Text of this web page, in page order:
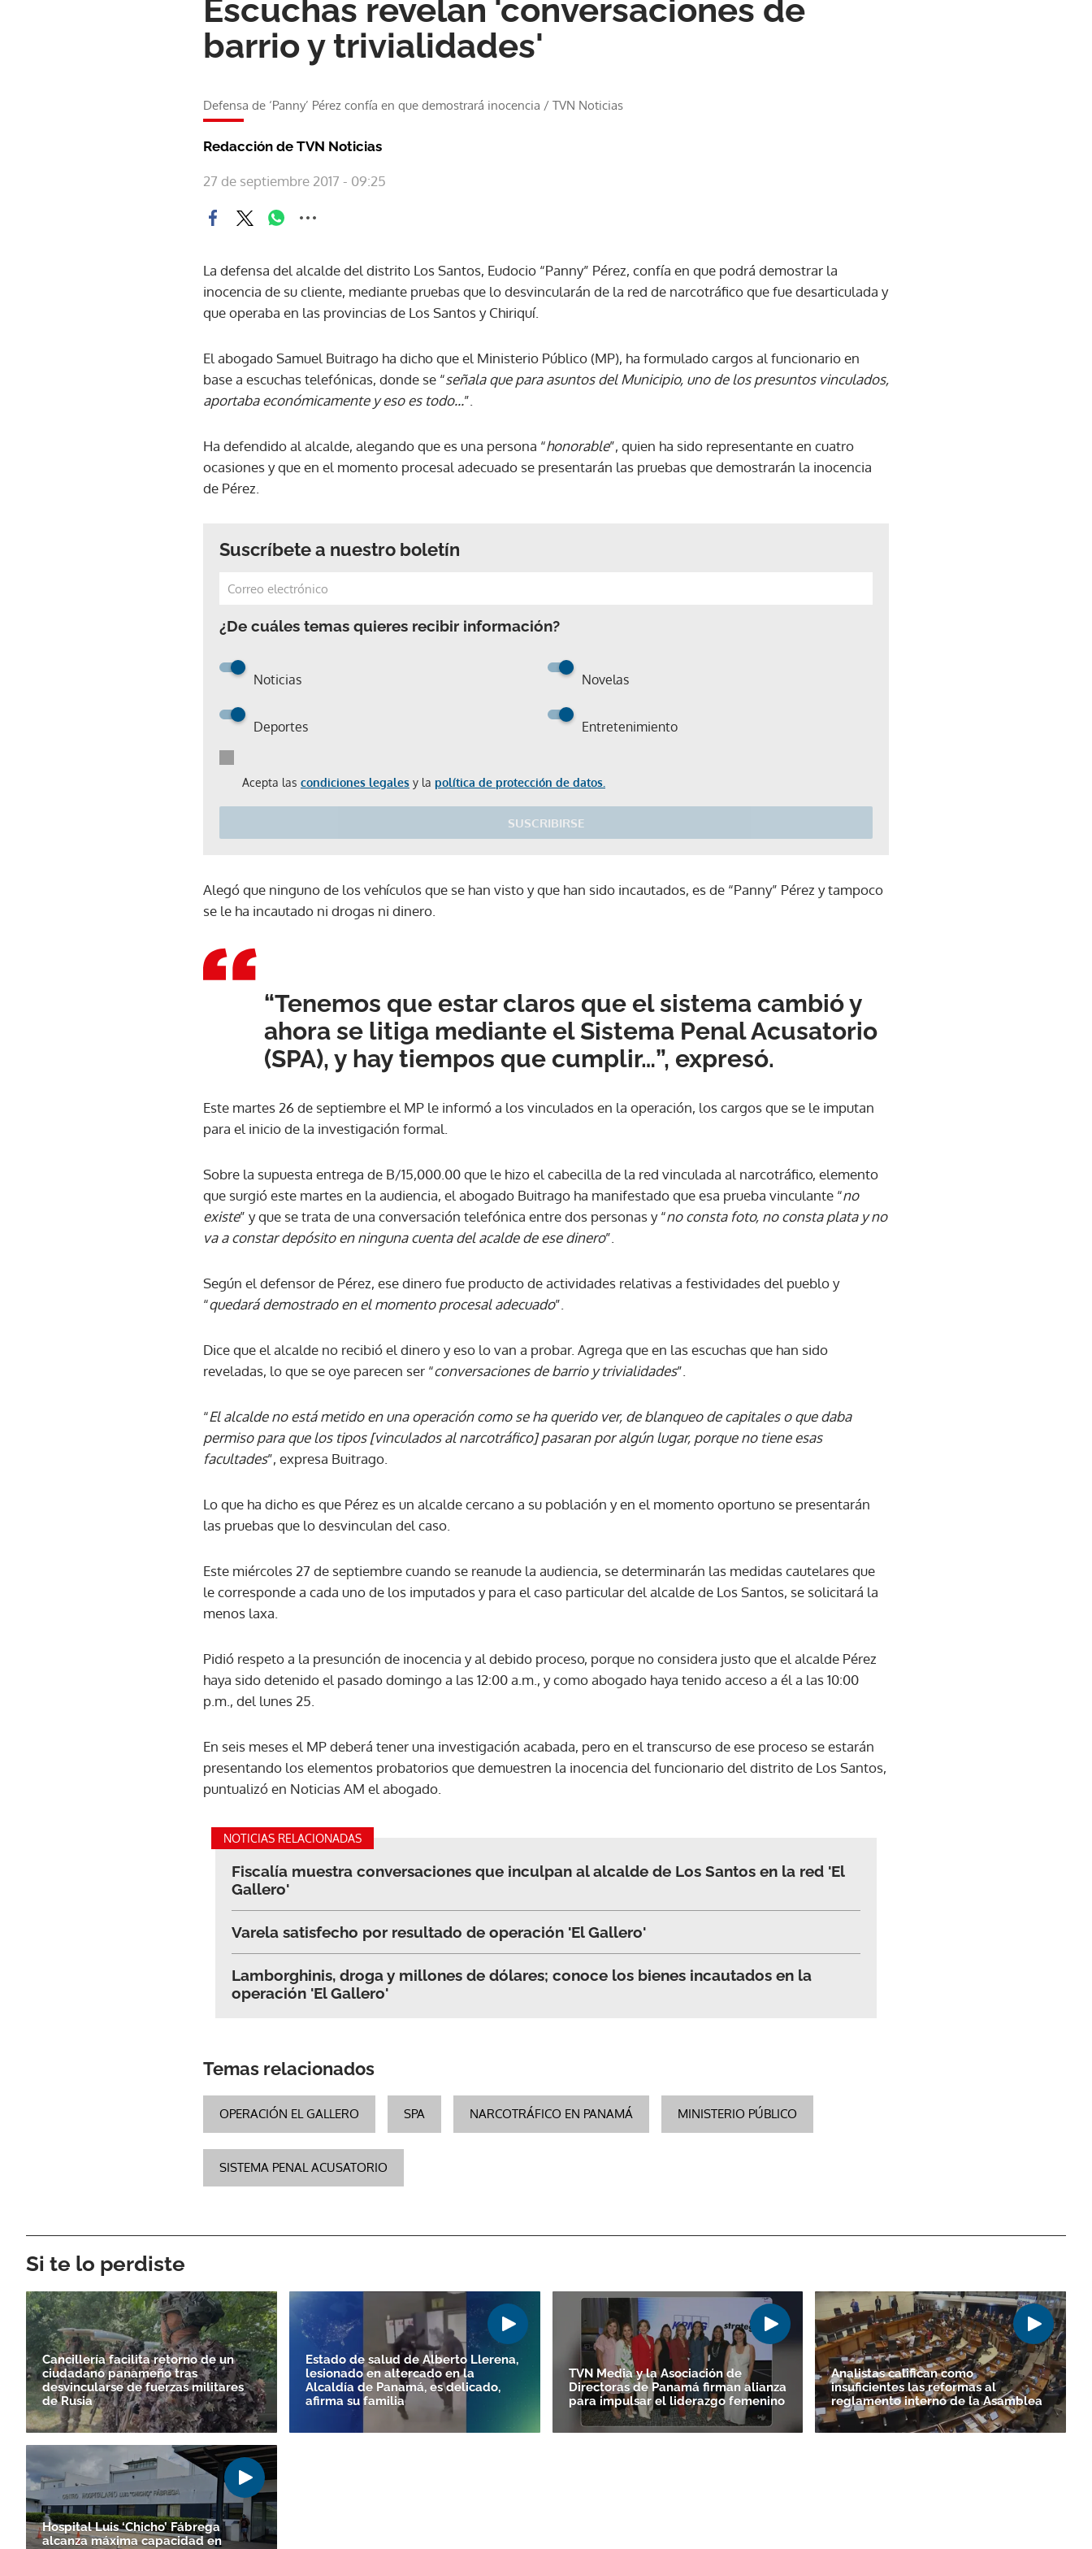
Escuchas revelan 'conversaciones de
barrio y trivialidades'
Defensa de ‘Panny’ Pérez confía en que demostrará inocencia / TVN Noticias
Redacción de TVN Noticias
27 de septiembre 2017 - 09:25
La defensa del alcalde del distrito Los Santos, Eudocio “Panny” Pérez, confía en que podrá demostrar la
inocencia de su cliente, mediante pruebas que lo desvincularán de la red de narcotráfico que fue desarticulada y
que operaba en las provincias de Los Santos y Chiriquí.
El abogado Samuel Buitrago ha dicho que el Ministerio Público (MP), ha formulado cargos al funcionario en
base a escuchas telefónicas, donde se “señala que para asuntos del Municipio, uno de los presuntos vinculados,
aportaba económicamente y eso es todo...”.
Ha defendido al alcalde, alegando que es una persona “honorable”, quien ha sido representante en cuatro
ocasiones y que en el momento procesal adecuado se presentarán las pruebas que demostrarán la inocencia
de Pérez.
Suscríbete a nuestro boletín
¿De cuáles temas quieres recibir información?
Noticias Novelas
Deportes Entretenimiento
Acepta las condiciones legales y la política de protección de datos.
SUSCRIBIRSE
Gracias por suscribirte a nuestro boletín.
ACEPTAR
Alegó que ninguno de los vehículos que se han visto y que han sido incautados, es de “Panny” Pérez y tampoco
se le ha incautado ni drogas ni dinero.
“Tenemos que estar claros que el sistema cambió y
ahora se litiga mediante el Sistema Penal Acusatorio
(SPA), y hay tiempos que cumplir…”, expresó.
Este martes 26 de septiembre el MP le informó a los vinculados en la operación, los cargos que se le imputan
para el inicio de la investigación formal.
Sobre la supuesta entrega de B/15,000.00 que le hizo el cabecilla de la red vinculada al narcotráfico, elemento
que surgió este martes en la audiencia, el abogado Buitrago ha manifestado que esa prueba vinculante “no
existe” y que se trata de una conversación telefónica entre dos personas y “no consta foto, no consta plata y no
va a constar depósito en ninguna cuenta del acalde de ese dinero”.
Según el defensor de Pérez, ese dinero fue producto de actividades relativas a festividades del pueblo y
“quedará demostrado en el momento procesal adecuado”.
Dice que el alcalde no recibió el dinero y eso lo van a probar. Agrega que en las escuchas que han sido
reveladas, lo que se oye parecen ser “conversaciones de barrio y trivialidades”.
“El alcalde no está metido en una operación como se ha querido ver, de blanqueo de capitales o que daba
permiso para que los tipos [vinculados al narcotráfico] pasaran por algún lugar, porque no tiene esas
facultades”, expresa Buitrago.
Lo que ha dicho es que Pérez es un alcalde cercano a su población y en el momento oportuno se presentarán
las pruebas que lo desvinculan del caso.
Este miércoles 27 de septiembre cuando se reanude la audiencia, se determinarán las medidas cautelares que
le corresponde a cada uno de los imputados y para el caso particular del alcalde de Los Santos, se solicitará la
menos laxa.
Pidió respeto a la presunción de inocencia y al debido proceso, porque no considera justo que el alcalde Pérez
haya sido detenido el pasado domingo a las 12:00 a.m., y como abogado haya tenido acceso a él a las 10:00
p.m., del lunes 25.
En seis meses el MP deberá tener una investigación acabada, pero en el transcurso de ese proceso se estarán
presentando los elementos probatorios que demuestren la inocencia del funcionario del distrito de Los Santos,
puntualizó en Noticias AM el abogado.
NOTICIAS RELACIONADAS
Fiscalía muestra conversaciones que inculpan al alcalde de Los Santos en la red 'El
Gallero'
Varela satisfecho por resultado de operación 'El Gallero'
Lamborghinis, droga y millones de dólares; conoce los bienes incautados en la
operación 'El Gallero'
Temas relacionados
OPERACIÓN EL GALLERO SPA NARCOTRÁFICO EN PANAMÁ MINISTERIO PÚBLICO
SISTEMA PENAL ACUSATORIO
Si te lo perdiste
Cancillería facilita retorno de un
ciudadano panameño tras
desvincularse de fuerzas militares
de Rusia
Estado de salud de Alberto Llerena,
lesionado en altercado en la
Alcaldía de Panamá, es delicado,
afirma su familia
TVN Media y la Asociación de
Directoras de Panamá firman alianza
para impulsar el liderazgo femenino
Analistas califican como
insuficientes las reformas al
reglamento interno de la Asamblea
Hospital Luis ‘Chicho’ Fábrega
alcanza máxima capacidad en